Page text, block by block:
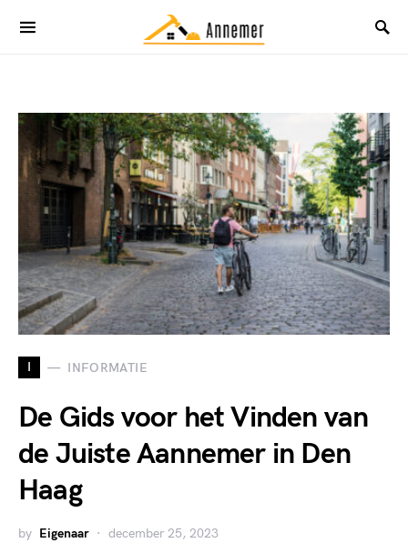
I INFORMATIE
De Gids voor het Vinden van
de Juiste Aannemer in Den
Haag
by Eigenaar december 25, 2023